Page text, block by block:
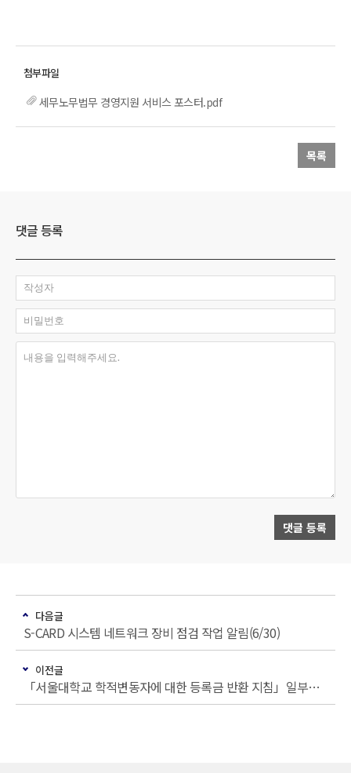
세무노무법무 경영지원 서비스 포스터.pdf
목록
댓글 등록
작성자
비밀번호
내용을 입력해주세요.
댓글 등록
다음글
S-CARD 시스템 네트워크 장비 점검 작업 알림(6/30)
이전글
「서울대학교 학적변동자에 대한 등록금 반환 지침」일부개정 알림